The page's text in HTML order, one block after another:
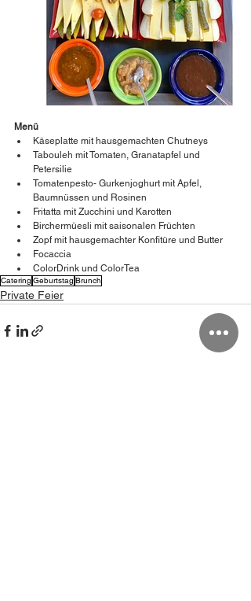
Menü
Käseplatte mit hausgemachten Chutneys
Tabouleh mit Tomaten, Granatapfel und
Petersilie
Tomatenpesto- Gurkenjoghurt mit Apfel,
Baumnüssen und Rosinen
Fritatta mit Zucchini und Karotten
Birchermüesli mit saisonalen Früchten
Zopf mit hausgemachter Konfitüre und Butter
Focaccia
ColorDrink und ColorTea
Catering Geburtstag Brunch
Private Feier